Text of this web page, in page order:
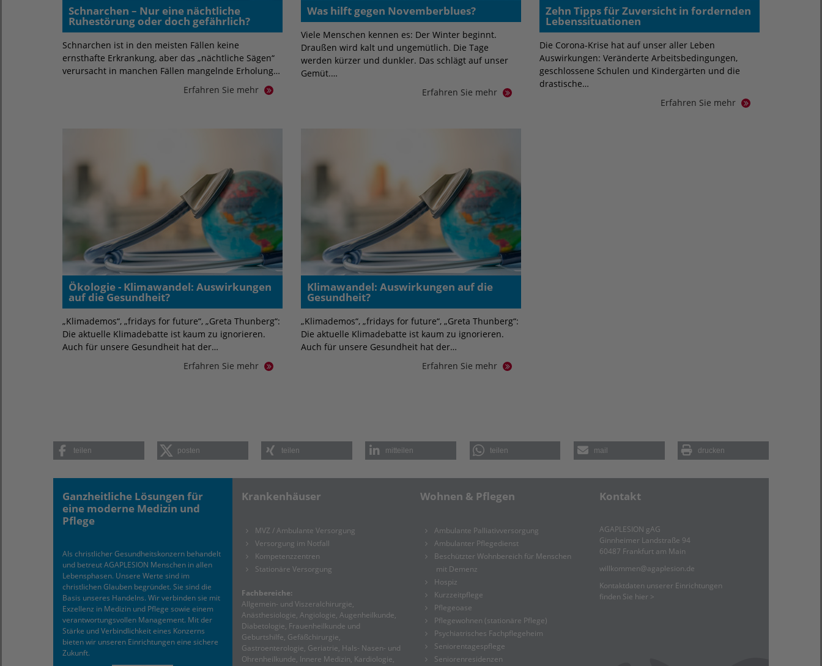
Schnarchen – Nur eine nächtliche
Ruhestörung oder doch gefährlich?
Schnarchen ist in den meisten Fällen keine
ernsthafte Erkrankung, aber das „nächtliche Sägen“
verursacht in manchen Fällen mangelnde Erholung…
Erfahren Sie mehr
Was hilft gegen Novemberblues?
Viele Menschen kennen es: Der Winter beginnt.
Draußen wird kalt und ungemütlich. Die Tage
werden kürzer und dunkler. Das schlägt auf unser
Gemüt.…
Erfahren Sie mehr
Zehn Tipps für Zuversicht in fordernden
Lebenssituationen
Die Corona-Krise hat auf unser aller Leben
Auswirkungen: Veränderte Arbeitsbedingungen,
geschlossene Schulen und Kindergärten und die
drastische…
Erfahren Sie mehr
Ökologie - Klimawandel: Auswirkungen
auf die Gesundheit?
„Klimademos“, „fridays for future“, „Greta Thunberg“:
Die aktuelle Klimadebatte ist kaum zu ignorieren.
Auch für unsere Gesundheit hat der…
Erfahren Sie mehr
Klimawandel: Auswirkungen auf die
Gesundheit?
„Klimademos“, „fridays for future“, „Greta Thunberg“:
Die aktuelle Klimadebatte ist kaum zu ignorieren.
Auch für unsere Gesundheit hat der…
Erfahren Sie mehr
teilen posten teilen mitteilen teilen mail drucken
Ganzheitliche Lösungen für
eine moderne Medizin und
Pflege
Als christlicher Gesundheitskonzern behandelt
und betreut AGAPLESION Menschen in allen
Lebensphasen. Unsere Werte sind im
christlichen Glauben begründet. Sie sind die
Basis unseres Handelns. Wir verbinden sie mit
Exzellenz in Medizin und Pflege sowie einem
verantwortungsvollen Management. Mit der
Stärke und Verbindlichkeit eines Konzerns
bieten wir unseren Einrichtungen eine sichere
Zukunft.
Krankenhäuser
MVZ / Ambulante Versorgung
Versorgung im Notfall
Kompetenzzentren
Stationäre Versorgung
Fachbereiche:
Allgemein- und Viszeralchirurgie,
Anästhesiologie, Angiologie, Augenheilkunde,
Diabetologie, Frauenheilkunde und
Geburtshilfe, Gefäßchirurgie,
Gastroenterologie, Geriatrie, Hals- Nasen- und
Ohrenheilkunde, Innere Medizin, Kardiologie,
Wohnen & Pflegen
Ambulante Palliativversorgung
Ambulanter Pflegedienst
Beschützter Wohnbereich für Menschen
mit Demenz
Hospiz
Kurzzeitpflege
Pflegeoase
Pflegewohnen (stationäre Pflege)
Psychiatrisches Fachpflegeheim
Seniorentagespflege
Seniorenresidenzen
Kontakt
AGAPLESION gAG
Ginnheimer Landstraße 94
60487 Frankfurt am Main
willkommen@agaplesion.de
Kontaktdaten unserer Einrichtungen
finden Sie hier >